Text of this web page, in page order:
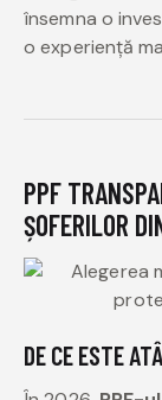
însemna o
o experiență
PPF
ȘOFERILOR
DE CE ESTE